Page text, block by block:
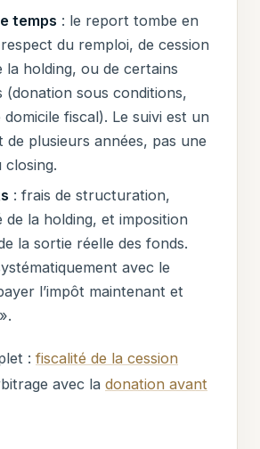
temps : le report tombe en
du remploi, de cession
la holding, ou de certains
(donation sous conditions,
fiscal). Le suivi est un
de plusieurs années, pas une
closing.
: frais de structuration,
de la holding, et imposition
la sortie réelle des fonds.
avec le
l’impôt maintenant et
:fiscalité de la cession
avec ladonation avant